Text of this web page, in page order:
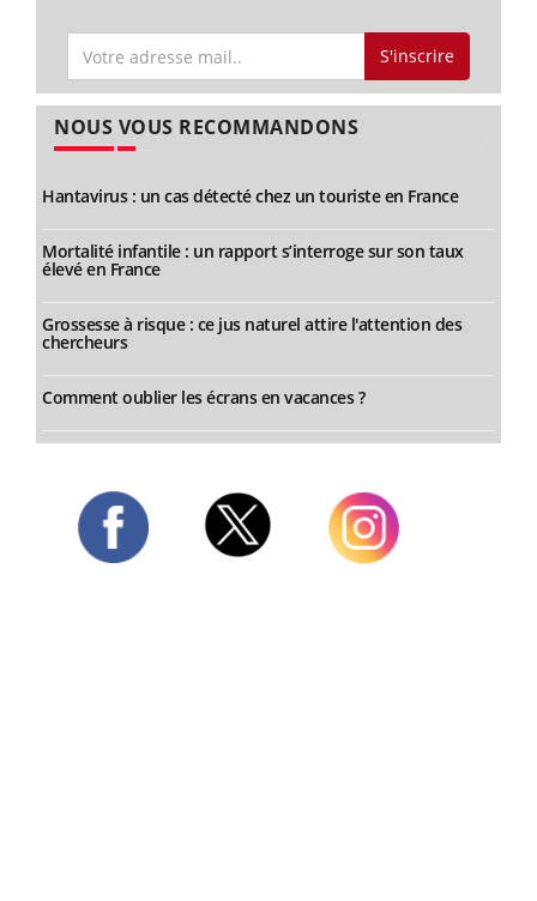
S'inscrire
NOUS VOUS RECOMMANDONS
Hantavirus : un cas détecté chez un touriste en France
Mortalité infantile : un rapport s’interroge sur son taux
élevé en France
Grossesse à risque : ce jus naturel attire l'attention des
chercheurs
Comment oublier les écrans en vacances ?